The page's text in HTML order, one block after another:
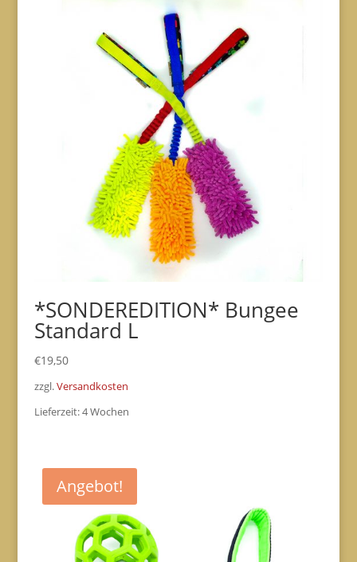
*SONDEREDITION* Bungee
Standard L
€19,50
zzgl.Versandkosten
Lieferzeit:4 Wochen
Angebot!